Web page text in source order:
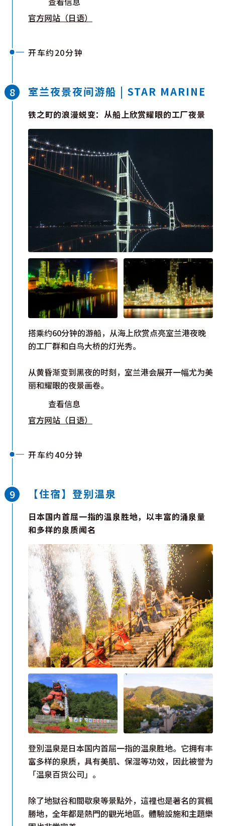
官方网站（日语）
开车约20分钟
室兰夜景夜间游船 | STAR MARINE
铁之町的浪漫蜕变：从船上欣赏耀眼的工厂夜景
搭乘约60分钟的游船，从海上欣赏点亮室兰港夜晚
的工厂群和白鸟大桥的灯光秀。
从黄昏渐变到黑夜的时刻，室兰港会展开一幅尤为美
丽和耀眼的夜景画卷。
查看信息
官方网站（日语）
开车约40分钟
【住宿】登别温泉
日本国内首屈一指的温泉胜地，以丰富的涌泉量
和多样的泉质闻名
登別温泉是日本国内首屈一指的温泉胜地。它拥有丰
富多样的泉质，具有美肌、保湿等功效，因此被誉为
「温泉百货公司」。
除了地獄谷和間歇泉等景點外，這裡也是著名的賞楓
勝地，全年都是熱門的觀光地區。體驗設施和主題樂